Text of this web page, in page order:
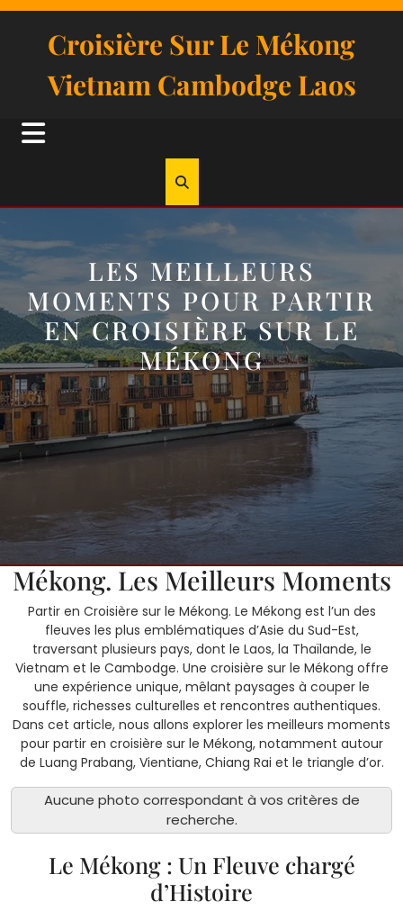
Skip
contentCroisière Sur Le Mékong
Vietnam Cambodge Laos
Button
LES MEILLEURS
MOMENTS POUR PARTIR
EN CROISIÈRE SUR LE
MÉKONG
5 avril, 2025
0 Comments
Partir en Croisière sur le
Mékong. Les Meilleurs Moments
Partir en Croisière sur le Mékong. Le Mékong est l’un des
fleuves les plus emblématiques d’Asie du Sud-Est,
traversant plusieurs pays, dont le Laos, la Thaïlande, le
Vietnam et le Cambodge. Une croisière sur le Mékong offre
une expérience unique, mêlant paysages à couper le
souffle, richesses culturelles et rencontres authentiques.
Dans cet article, nous allons explorer les meilleurs moments
pour partir en croisière sur le Mékong, notamment autour
de Luang Prabang, Vientiane, Chiang Rai et le triangle d’or.
Aucune photo correspondant à vos critères de
recherche.
Le Mékong : Un Fleuve chargé
d’Histoire